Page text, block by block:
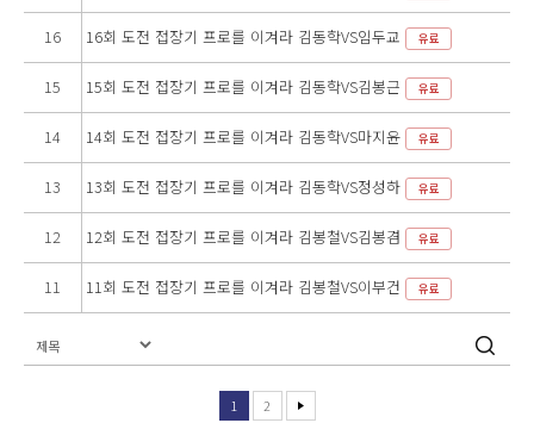
16 16회 도전 접장기 프로를 이겨라 김동학VS임두교 유료
15 15회 도전 접장기 프로를 이겨라 김동학VS김봉근 유료
14 14회 도전 접장기 프로를 이겨라 김동학VS마지윤 유료
13 13회 도전 접장기 프로를 이겨라 김동학VS정성하 유료
12 12회 도전 접장기 프로를 이겨라 김봉철VS김봉겸 유료
11 11회 도전 접장기 프로를 이겨라 김봉철VS이부건 유료
1 2